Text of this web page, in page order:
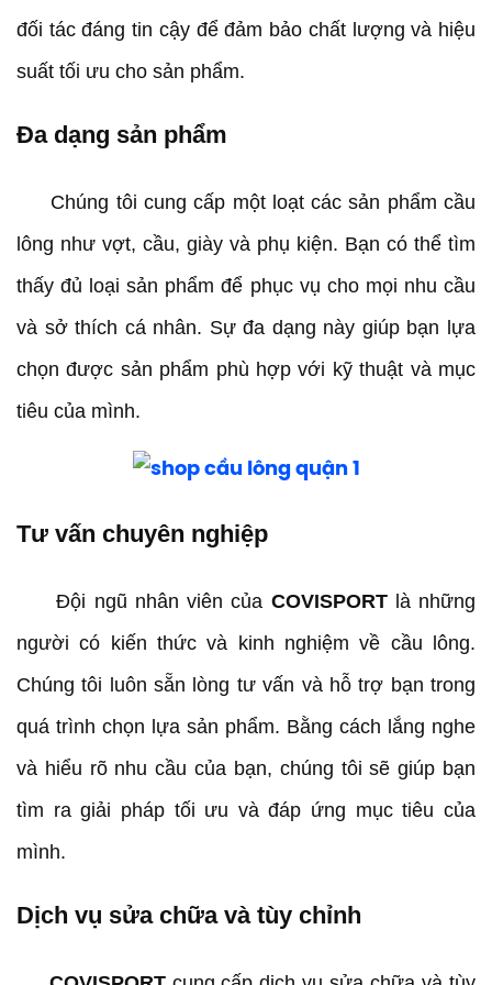
đối tác đáng tin cậy để đảm bảo chất lượng và hiệu
suất tối ưu cho sản phẩm.
Đa dạng sản phẩm
Chúng tôi cung cấp một loạt các sản phẩm cầu
lông như vợt, cầu, giày và phụ kiện. Bạn có thể tìm
thấy đủ loại sản phẩm để phục vụ cho mọi nhu cầu
và sở thích cá nhân. Sự đa dạng này giúp bạn lựa
chọn được sản phẩm phù hợp với kỹ thuật và mục
tiêu của mình.
Tư vấn chuyên nghiệp
Đội ngũ nhân viên của COVISPORT là những
người có kiến thức và kinh nghiệm về cầu lông.
Chúng tôi luôn sẵn lòng tư vấn và hỗ trợ bạn trong
quá trình chọn lựa sản phẩm. Bằng cách lắng nghe
và hiểu rõ nhu cầu của bạn, chúng tôi sẽ giúp bạn
tìm ra giải pháp tối ưu và đáp ứng mục tiêu của
mình.
Dịch vụ sửa chữa và tùy chỉnh